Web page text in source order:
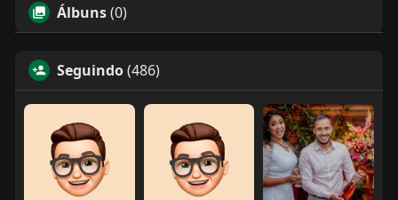
Álbuns(0)
Seguindo(486)